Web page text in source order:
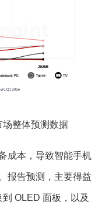
整体预测数据
成本，导致智能手机
报告预测，主要得益
OLED 面板，以及